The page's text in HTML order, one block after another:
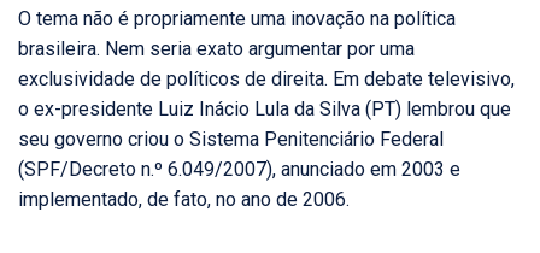
O tema não é propriamente uma inovação na política
brasileira. Nem seria exato argumentar por uma
exclusividade de políticos de direita. Em debate televisivo,
o ex-presidente Luiz Inácio Lula da Silva (PT) lembrou que
seu governo criou o Sistema Penitenciário Federal
(SPF/Decreto n.º 6.049/2007), anunciado em 2003 e
implementado, de fato, no ano de 2006.